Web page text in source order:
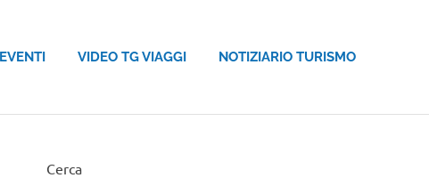
VIDEO TG VIAGGI NOTIZIARIO TURISMO
Cerca